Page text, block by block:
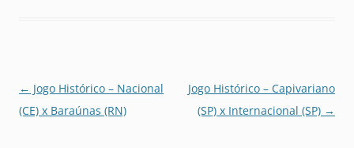
Navegação
de
← Jogo Histórico – Nacional
(CE) x Baraúnas (RN)
Jogo Histórico – Capivariano
(SP) x Internacional (SP) →